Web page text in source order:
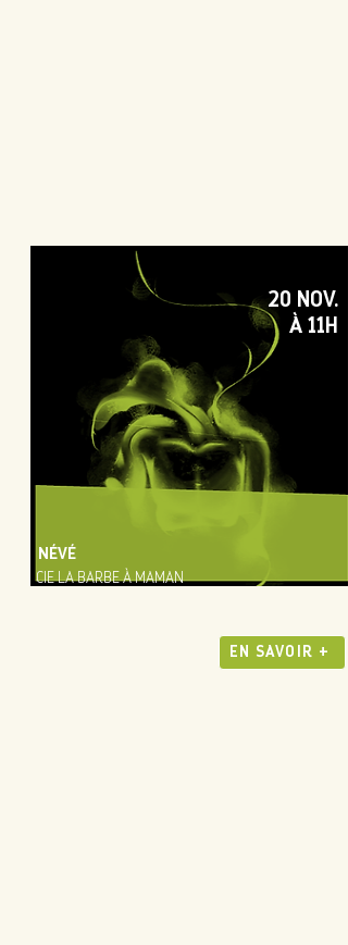
20 NOV.
À 11H
CIE LA BARBE À MAMAN
NÉVÉ
EN SAVOIR +